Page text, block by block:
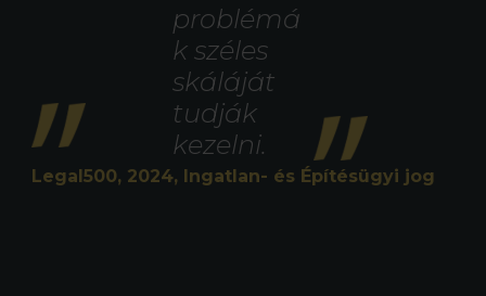
problémá
k széles
skáláját
tudják
kezelni.
Legal500, 2024, Ingatlan- és Építésügyi jog